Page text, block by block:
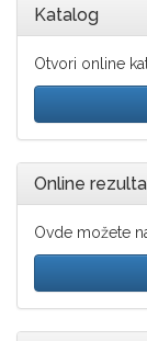
Katalog
Otvori online
Online
Ovde možete